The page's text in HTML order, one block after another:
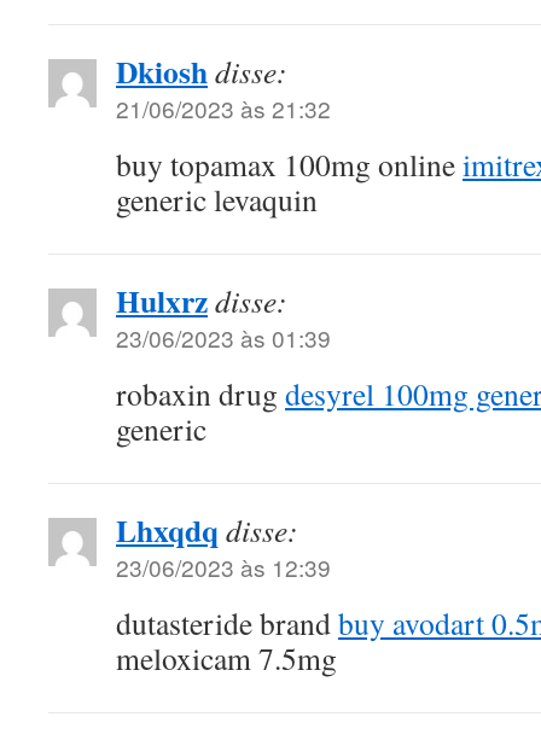
Dkioshdisse:
21/06/2023 às 21:32
buy topamax 100mg online
generic levaquin
Hulxrzdisse:
23/06/2023 às 01:39
robaxin drug desyrel 100mg
generic
Lhxqdq disse:
23/06/2023 às 12:39
dutasteride brandbuy avodart
meloxicam 7.5mg